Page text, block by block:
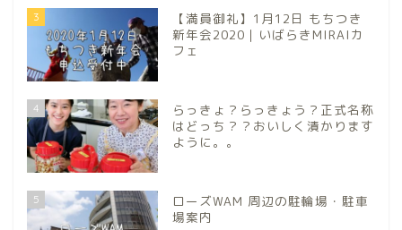
3
【満員御礼】1月12日 もちつき
新年会2020｜いばらきMIRAIカ
フェ
4
らっきょ？らっきょう？正式名称
はどっち？？おいしく漬かります
ように。。
5
ローズWAM 周辺の駐輪場・駐車
場案内